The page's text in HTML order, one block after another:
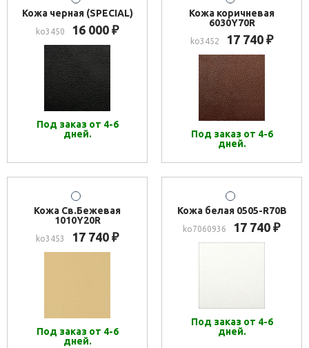
Кожа черная (SPECIAL)
ko3450 16 000 ₽
Под заказ от 4-6
дней.
Кожа коричневая
6030Y70R
ko3452 17 740 ₽
Под заказ от 4-6
дней.
Кожа Св.Бежевая
1010Y20R
ko3453 17 740 ₽
Под заказ от 4-6
дней.
Кожа белая 0505-R70B
ko7060936 17 740 ₽
Под заказ от 4-6
дней.